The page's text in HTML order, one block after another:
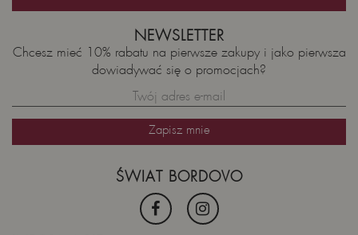
ŚWIAT BORDOVO
NEWSLETTER
Chcesz mieć 10% rabatu na pierwsze zakupy i jako pierwsza
dowiadywać się o promocjach?